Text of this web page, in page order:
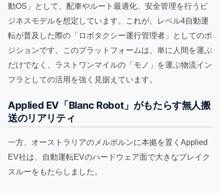
動OS」として、配車やルート最適化、安全管理を行うビ
ジネスモデルを想定しています。これが、レベル4自動運
転が普及した際の「ロボタクシー運行管理者」としてのポ
ジションです。このプラットフォームは、単に人間を運ぶ
だけでなく、ラストワンマイルの「モノ」を運ぶ物流イン
フラとしての活用を強く見据えています。
Applied EV「Blanc Robot」がもたらす無人搬
送のリアリティ
一方、オーストラリアのメルボルンに本拠を置くApplied
EV社は、自動運転EVのハードウェア面で大きなブレイク
スルーをもたらしました。